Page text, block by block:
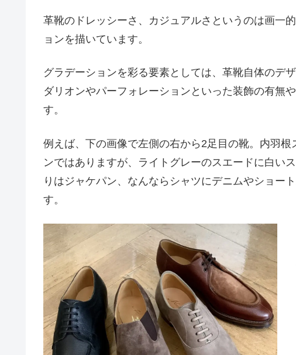
革靴のドレッシーさ、カジュアルさというのは画一
ョンを描いています。
グラデーションを彩る要素としては、革靴自体のデ
ダリオンやパーフォレーションといった装飾の有無
す。
例えば、下の画像で左側の右から2足目の靴。内羽
ンではありますが、ライトグレーのスエードに白い
りはジャケパン、なんならシャツにデニムやショー
す。